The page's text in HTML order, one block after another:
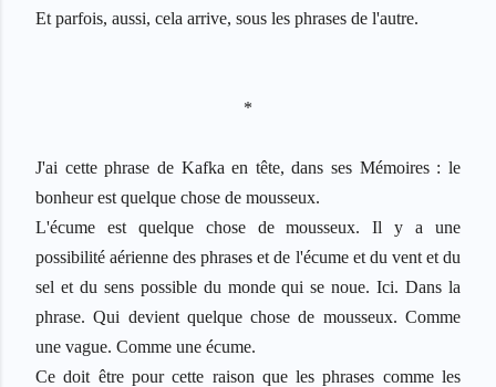
Et parfois, aussi, cela arrive, sous les phrases de l'autre.
*
J'ai cette phrase de Kafka en tête, dans ses Mémoires : le
bonheur est quelque chose de mousseux.
L'écume est quelque chose de mousseux. Il y a une
possibilité aérienne des phrases et de l'écume et du vent et du
sel et du sens possible du monde qui se noue. Ici. Dans la
phrase. Qui devient quelque chose de mousseux. Comme
une vague. Comme une écume.
Ce doit être pour cette raison que les phrases comme les